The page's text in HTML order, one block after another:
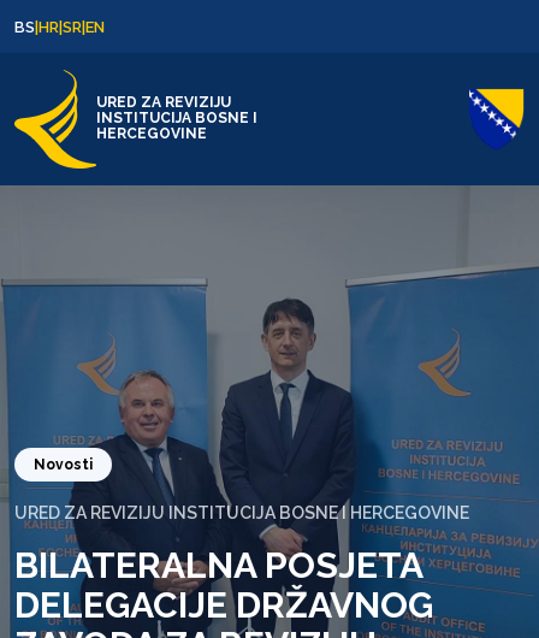
BS|HR|SR|EN
URED ZA REVIZIJU
INSTITUCIJA BOSNE I
HERCEGOVINE
Novosti
URED ZA REVIZIJU INSTITUCIJA BOSNE I HERCEGOVINE
BILATERALNA POSJETA
DELEGACIJE DRŽAVNOG